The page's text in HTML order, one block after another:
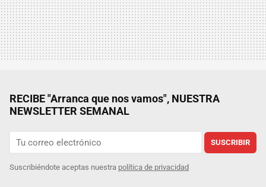
RECIBE "Arranca que nos vamos", NUESTRA
NEWSLETTER SEMANAL
SUSCRIBIR
Suscribiéndote aceptas nuestra política de privacidad